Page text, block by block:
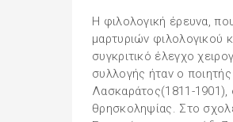
Η φιλολογική έρευνα,
μαρτυριών φιλολογικού
συγκριτικό έλεγχο
συλλογής ήταν ο
Λασκαράτος(1811-1901),
θρησκοληψίας. Στο